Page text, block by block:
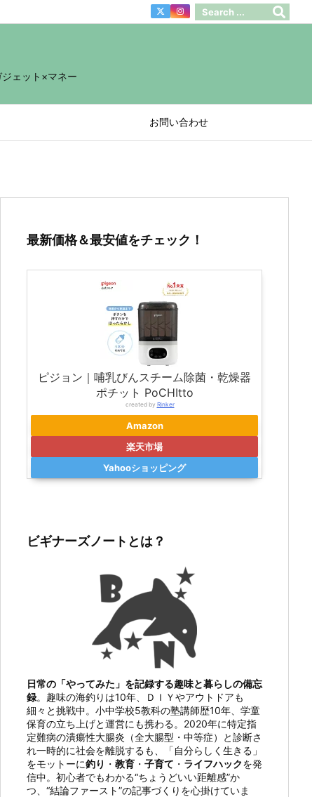
ェット×マネー
お問い合わせ
最新価格＆最安値をチェック！
ピジョン｜哺乳びんスチーム除菌・乾燥器
ポチット PoCHItto
created by Rinker
Amazon
楽天市場
Yahooショッピング
ビギナーズノートとは？
日常の「やってみた」を記録する趣味と暮らしの備忘
録。趣味の海釣りは10年、ＤＩＹやアウトドアも
細々と挑戦中。小中学校5教科の塾講師歴10年、学童
保育の立ち上げと運営にも携わる。2020年に特定指
定難病の潰瘍性大腸炎（全大腸型・中等症）と診断さ
れ一時的に社会を離脱するも、「自分らしく生きる」
をモットーに釣り ・ 教育 ・ 子育て ・ ライフハックを発
信中。初心者でもわかる“ちょうどいい距離感”か
つ、“結論ファースト”の記事づくりを心掛けていま